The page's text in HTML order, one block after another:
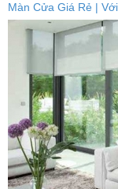
Màn Cửa Giá Rẻ |